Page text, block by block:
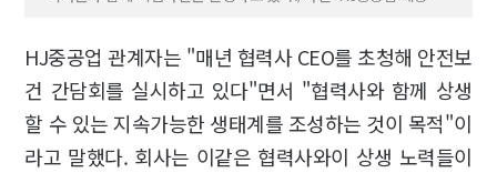
HJ중공업 관계자는 "매년 협력사 CEO를 초청해 안전보
건 간담회를 실시하고 있다"면서 "협력사와 함께 상생
할 수 있는 지속가능한 생태계를 조성하는 것이 목적"이
라고 말했다. 회사는 이같은 협력사와이 상생 노력들이